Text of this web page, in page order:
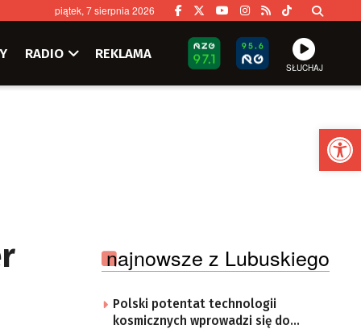
piątek, 7 sierpnia 2026
RADIO REKLAMA
SŁUCHAJ
najnowsze z Lubuskiego
Polski potentat technologii
kosmicznych wprowadzi się do